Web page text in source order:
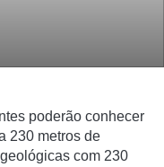
poderão conhecer
230 metros de
com 230